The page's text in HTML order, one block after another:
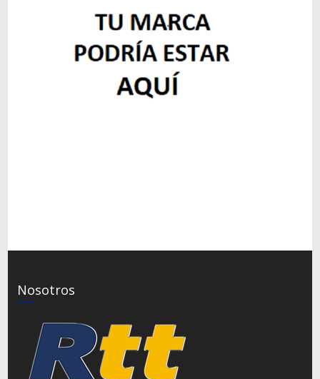
Nosotros